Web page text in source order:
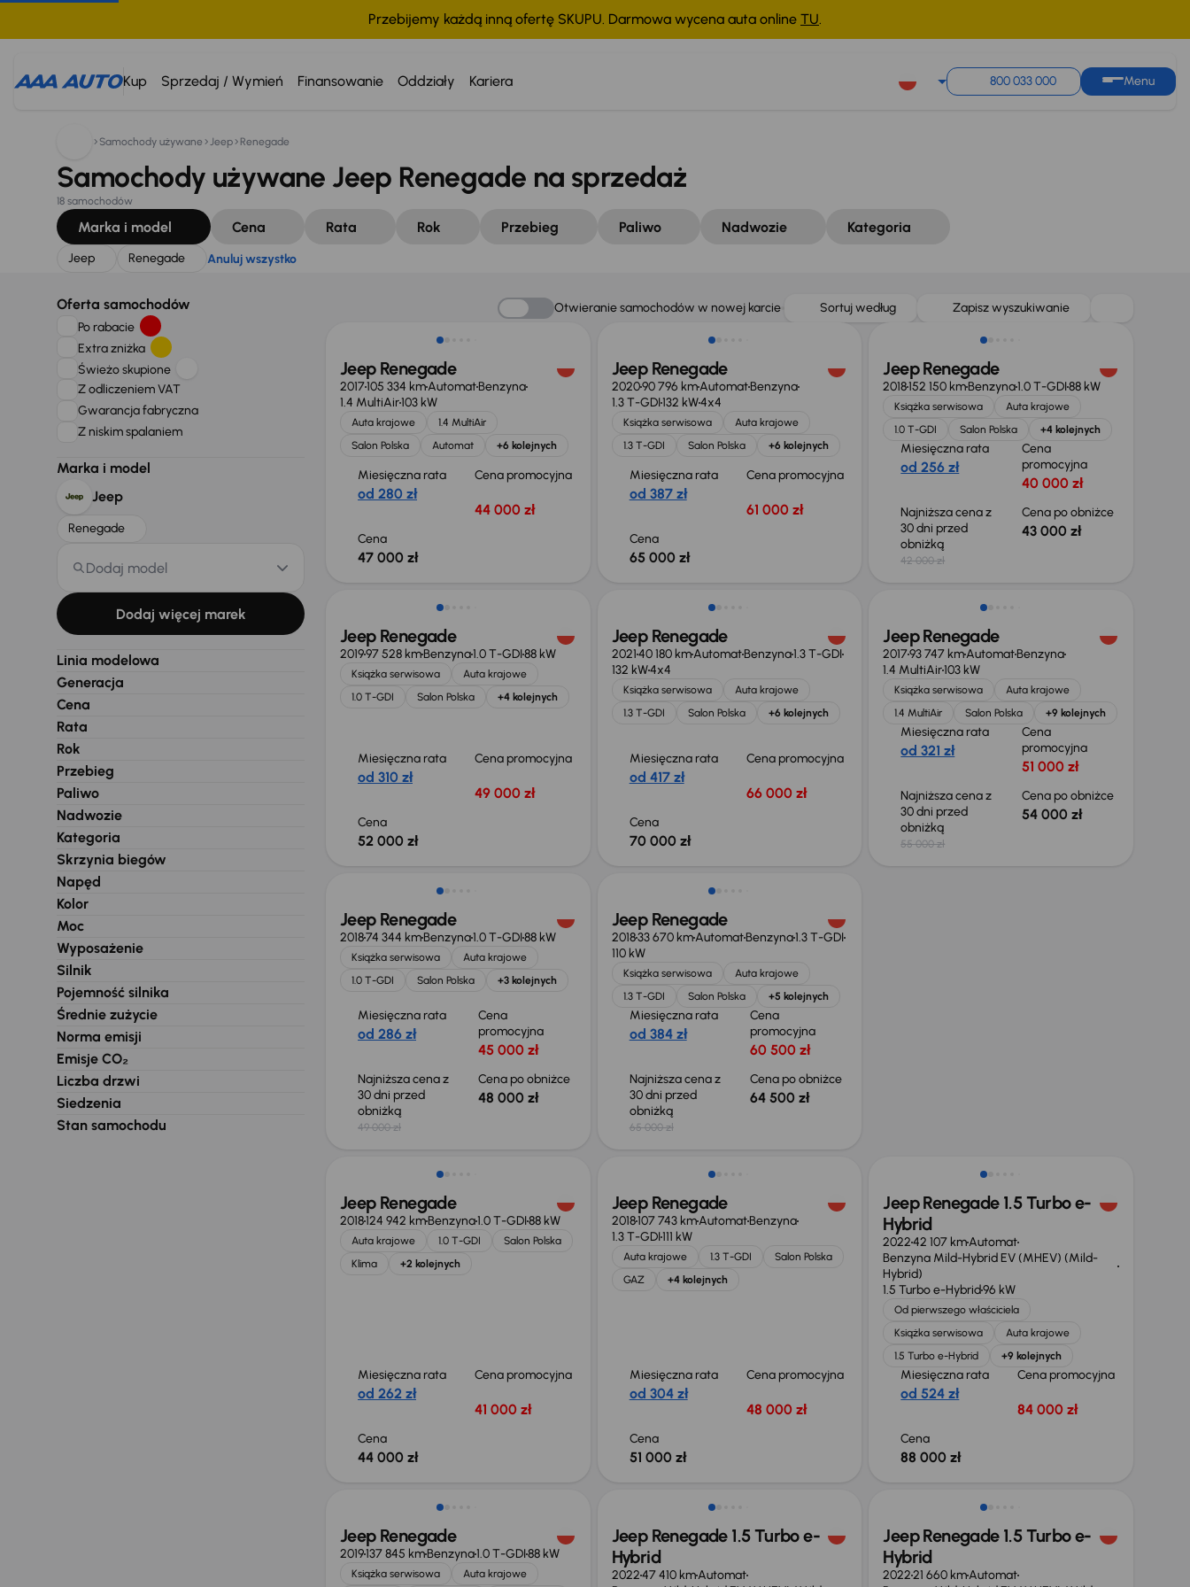
Przebijemy każdą inną ofertę SKUPU. Darmowa wycena auta online TU.
Kup Sprzedaj / Wymień Finansowanie Oddziały Kariera 800 033 000 Menu
Szukam: Anuluj wszystko
Samochody używane Jeep Renegade
Samochody używane Jeep Renegade na sprzedaż
18 samochodów
Marka i model Cena Rata Rok Przebieg Paliwo Nadwozie Kategoria
Jeep Renegade Anuluj wszystko
Oferta samochodów
Po rabacie
Extra zniżka
Świeżo skupione
Z odliczeniem VAT
Gwarancja fabryczna
Z niskim spalaniem
Marka i model
Jeep
Renegade
Dodaj model
Dodaj więcej marek
Linia modelowa
Generacja
Cena
Rata
Rok
Przebieg
Paliwo
Nadwozie
Kategoria
Skrzynia biegów
Napęd
Kolor
Moc
Wyposażenie
Silnik
Pojemność silnika
Średnie zużycie
Norma emisji
Emisje CO₂
Liczba drzwi
Siedzenia
Stan samochodu
Otwieranie samochodów w nowej karcie Sortuj według Zapisz wyszukiwanie
Jeep Renegade
2017105 334 kmAutomatBenzyna
1.4 MultiAir103 kW
Auta krajowe
1.4 MultiAir
Salon Polska
Automat +6 kolejnych
Miesięczna rata
od 280 zł
Cena promocyjna
44 000 zł
Cena
47 000 zł
Jeep Renegade
202090 796 kmAutomatBenzyna
1.3 T-GDI132 kW4x4
Książka serwisowa
Auta krajowe
1.3 T-GDI
Salon Polska +6 kolejnych
Miesięczna rata
od 387 zł
Cena promocyjna
61 000 zł
Cena
65 000 zł
Jeep Renegade
2018152 150 kmBenzyna1.0 T-GDI88 kW
Książka serwisowa
Auta krajowe
1.0 T-GDI
Salon Polska +4 kolejnych
Miesięczna rata
od 256 zł
Cena
promocyjna
40 000 zł
Najniższa cena z
30 dni przed
obniżką
42 000 zł
Cena po obniżce
43 000 zł
Jeep Renegade
201997 528 kmBenzyna1.0 T-GDI88 kW
Książka serwisowa
Auta krajowe
1.0 T-GDI
Salon Polska +4 kolejnych
Miesięczna rata
od 310 zł
Cena promocyjna
49 000 zł
Cena
52 000 zł
Możliwość odliczenia VAT
Jeep Renegade
202140 180 kmAutomatBenzyna1.3 T-GDI
132 kW4x4
Książka serwisowa
Auta krajowe
1.3 T-GDI
Salon Polska +6 kolejnych
Miesięczna rata
od 417 zł
Cena promocyjna
66 000 zł
Cena
70 000 zł
Taniej o 1 000 zł
Jeep Renegade
201793 747 kmAutomatBenzyna
1.4 MultiAir103 kW
Książka serwisowa
Auta krajowe
1.4 MultiAir
Salon Polska +9 kolejnych
Miesięczna rata
od 321 zł
Cena
promocyjna
51 000 zł
Najniższa cena z
30 dni przed
obniżką
55 000 zł
Cena po obniżce
54 000 zł
Taniej o 1 000 zł
Jeep Renegade
201874 344 kmBenzyna1.0 T-GDI88 kW
Książka serwisowa
Auta krajowe
1.0 T-GDI
Salon Polska +3 kolejnych
Miesięczna rata
od 286 zł
Cena
promocyjna
45 000 zł
Najniższa cena z
30 dni przed
obniżką
49 000 zł
Cena po obniżce
48 000 zł
Jeep Renegade
201833 670 kmAutomatBenzyna1.3 T-GDI
110 kW
Książka serwisowa
Auta krajowe
1.3 T-GDI
Salon Polska +5 kolejnych
Miesięczna rata
od 384 zł
Cena
promocyjna
60 500 zł
Najniższa cena z
30 dni przed
obniżką
65 000 zł
Cena po obniżce
64 500 zł
Jeep Renegade
2018124 942 kmBenzyna1.0 T-GDI88 kW
Auta krajowe 1.0 T-GDI
Salon Polska
Klima
+2 kolejnych
Miesięczna rata
od 262 zł
Cena promocyjna
41 000 zł
Cena
44 000 zł
Świeżo skupione
Jeep Renegade
2018107 743 kmAutomatBenzyna
1.3 T-GDI111 kW
Auta krajowe 1.3 T-GDI
Salon Polska
GAZ
+4 kolejnych
Miesięczna rata
od 304 zł
Cena promocyjna
48 000 zł
Cena
51 000 zł
Jeep Renegade 1.5 Turbo e-
Hybrid
202242 107 kmAutomat
Benzyna Mild-Hybrid EV (MHEV) (Mild-
Hybrid)
1.5 Turbo e-Hybrid96 kW
Od pierwszego właściciela
Książka serwisowa
Auta krajowe
1.5 Turbo e-Hybrid
+9 kolejnych
Miesięczna rata
od 524 zł
Cena promocyjna
84 000 zł
Cena
88 000 zł
Jeep Renegade
2019137 845 kmBenzyna1.0 T-GDI88 kW
Książka serwisowa
Auta krajowe
Możliwość odliczenia VAT
Jeep Renegade 1.5 Turbo e-
Hybrid
202247 410 kmAutomat
Możliwość odliczenia VAT
Jeep Renegade 1.5 Turbo e-
Hybrid
202221 660 kmAutomat